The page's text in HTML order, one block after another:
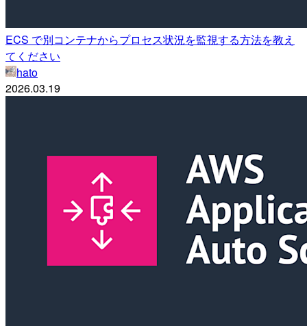
ECS で別コンテナからプロセス状況を監視する方法を教え
てください
hato
2026.03.19